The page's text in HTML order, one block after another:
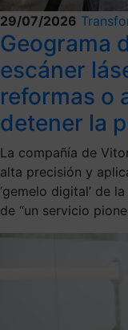
29/07/2026
Geograma
escáner
reformas o
detener la
La compañía de
alta precisión y
‘gemelo digital’ de
de “un servicio